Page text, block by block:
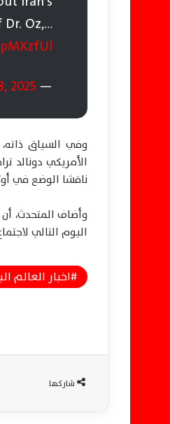
Oz,…
— Sarcasm Scoop (@sarcasm_scoop)
2025
وفي السياق ذاته،
الأمريكي دونالد
ناقشا الوضع في
وأضاف المتحدث،
اليوم التالي
اخبار العالم
شاركها